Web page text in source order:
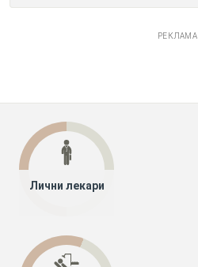
РЕКЛАМА
Лични лекари